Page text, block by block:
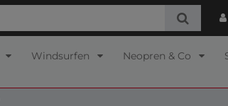
Windsurfen Neopren & Co